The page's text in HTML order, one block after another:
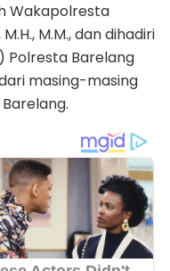
Wakapolresta
M.M., dan dihadiri
Polresta Barelang
masing-masing